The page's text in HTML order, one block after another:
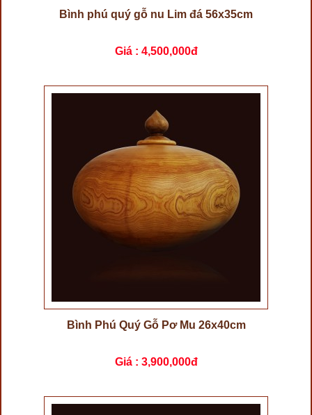
Bình phú quý gỗ nu Lim đá 56x35cm
Giá : 4,500,000đ
Bình Phú Quý Gỗ Pơ Mu 26x40cm
Giá : 3,900,000đ